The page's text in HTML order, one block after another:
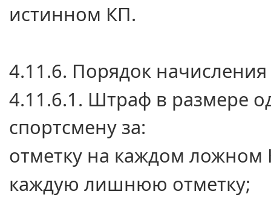
истинном КП.
4.11.6. Порядок
4.11.6.1. Штраф в размере
спортсмену за:
отметку на каждом ложном
каждую лишнюю отметку;